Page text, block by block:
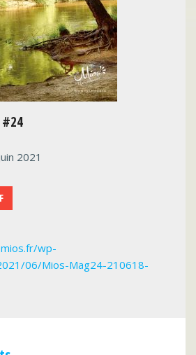
2021
wp-
06/Mios-Mag24-210618-